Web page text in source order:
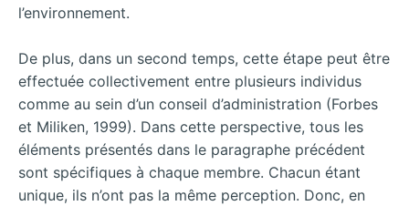
l’environnement.
De plus, dans un second temps, cette étape peut être
effectuée collectivement entre plusieurs individus
comme au sein d’un conseil d’administration (Forbes
et Miliken, 1999). Dans cette perspective, tous les
éléments présentés dans le paragraphe précédent
sont spécifiques à chaque membre. Chacun étant
unique, ils n’ont pas la même perception. Donc, en